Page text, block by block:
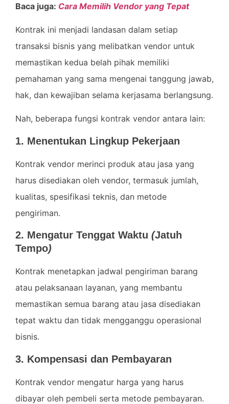
Baca juga: Cara Memilih Vendor yang Tepat
Kontrak ini menjadi landasan dalam setiap
transaksi bisnis yang melibatkan vendor untuk
memastikan kedua belah pihak memiliki
pemahaman yang sama mengenai tanggung jawab,
hak, dan kewajiban selama kerjasama berlangsung.
Nah, beberapa fungsi kontrak vendor antara lain:
1. Menentukan Lingkup Pekerjaan
Kontrak vendor merinci produk atau jasa yang
harus disediakan oleh vendor, termasuk jumlah,
kualitas, spesifikasi teknis, dan metode
pengiriman.
2. Mengatur Tenggat Waktu (Jatuh
Tempo)
Kontrak menetapkan jadwal pengiriman barang
atau pelaksanaan layanan, yang membantu
memastikan semua barang atau jasa disediakan
tepat waktu dan tidak mengganggu operasional
bisnis.
3. Kompensasi dan Pembayaran
Kontrak vendor mengatur harga yang harus
dibayar oleh pembeli serta metode pembayaran.